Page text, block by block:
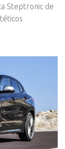
Steptronic de